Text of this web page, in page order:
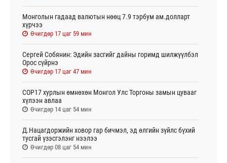
Монголын гадаад валютын нөөц 7.9 тэрбум ам.долларт
хүрчээ
Өчигдөр 17 цаг 59 мин
Сергей Собянин: Эдийн засгийг дайны горимд шилжүүлбэл
Орос сүйрнэ
Өчигдөр 17 цаг 47 мин
COP17 хурлын өмнөхөн Монгол Улс Торгоны замын цувааг
хүлээн авлаа
Өчигдөр 14 цаг 54 мин
Д.Нацагдоржийн ховор гар бичмэл, эд өлгийн зүйлс бүхий
тусгай үзэсгэлэнг нээлээ
Өчигдөр 08 цаг 54 мин